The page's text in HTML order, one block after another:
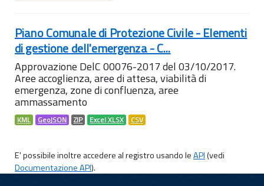
Piano Comunale di Protezione Civile - Elementi
di gestione dell'emergenza - C...
Approvazione DelC 00076-2017 del 03/10/2017.
Aree accoglienza, aree di attesa, viabilità di
emergenza, zone di confluenza, aree
ammassamento
KML GeoJSON ZIP Excel XLSX CSV
E' possibile inoltre accedere al registro usando leAPI(vedi
Documentazione API).